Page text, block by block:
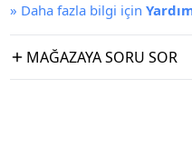
» Daha fazla bilgi için
MAĞAZAYA SORU SOR